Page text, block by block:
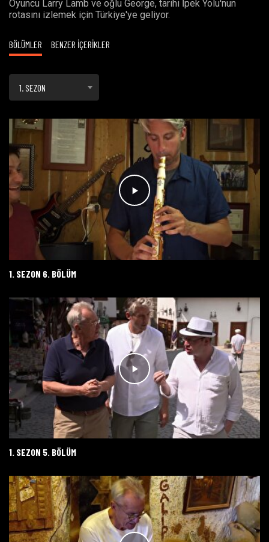
Oyuncu Larry Lamb ve oğlu George, tarihi İpek Yolu'nun
rotasını izlemek için Türkiye'ye geliyor.
BÖLÜMLER BENZER İÇERİKLER
1. SEZON
1. SEZON 6. BÖLÜM
1. SEZON 5. BÖLÜM